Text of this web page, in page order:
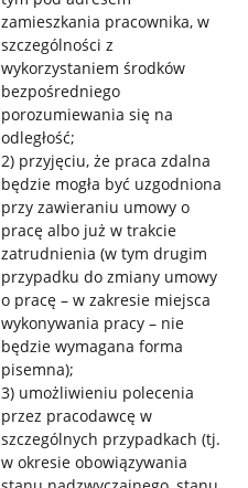
zamieszkania pracownika, w
szczególności z
wykorzystaniem środków
bezpośredniego
porozumiewania się na
odległość;
2) przyjęciu, że praca zdalna
będzie mogła być uzgodniona
przy zawieraniu umowy o
pracę albo już w trakcie
zatrudnienia (w tym drugim
przypadku do zmiany umowy
o pracę – w zakresie miejsca
wykonywania pracy – nie
będzie wymagana forma
pisemna);
3) umożliwieniu polecenia
przez pracodawcę w
szczególnych przypadkach (tj.
w okresie obowiązywania